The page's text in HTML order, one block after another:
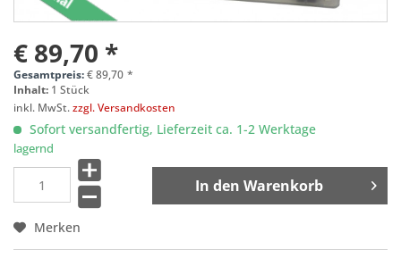
€ 89,70 *
Gesamtpreis:€89,70 *
Inhalt: 1 Stück
inkl. MwSt.zzgl. Versandkosten
Sofort versandfertig, Lieferzeit ca. 1-2 Werktage
lagernd
In den Warenkorb
Merken